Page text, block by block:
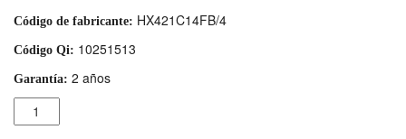
Código de fabricante: HX421C14FB/4
Código Qi: 10251513
Garantía: 2 años
Cantidad